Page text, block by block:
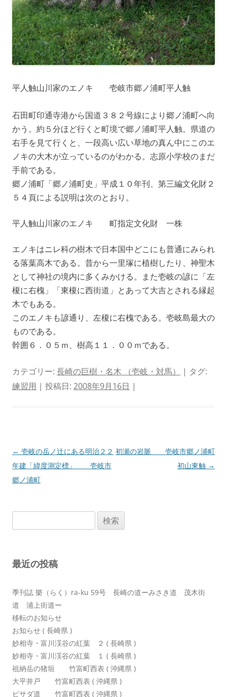
平人触山川家のエノキ 壱岐市郷ノ浦町平人触
石田町印通寺港から国道３８２号線により郷ノ浦町へ向
かう。約５分ほど行くと町境で郷ノ浦町平人触。県道の
右手を見て行くと、一段高い広い草地の真ん中にこのエ
ノキの大木が立っているのがわかる。志原小学校のまだ
手前である。
郷ノ浦町「郷ノ浦町史」平成１０年刊、第三編文化財２
５４頁による説明は次のとおり。
平人触山川家のエノキ 町指定文化財 一株
エノキはニレ科の樹木で日本国中どこにも普通にみられ
る落葉高木である。昔から一里塚に植樹したり、神聖木
として神社の境内に多くみかける。また壱岐の諺に「左
榎に右槐」「東榎に西街道」とあって大吉とされる縁起
木でもある。
このエノキも諺通り、左榎に右槐である。壱岐島最大の
ものである。
幹囲６．０５ｍ、樹高１１．００ｍである。
カテゴリー: 長崎の巨樹・名木 （壱岐・対馬）
| タグ:
練習用 | 投稿日: 2008年9月16日 |
投
稿
ナ
ン
← 壱岐の岳ノ辻にある明治２２
年建「緯度測定標」 壱岐市
郷ノ浦町
初瀬の岩脈 壱岐市郷ノ浦町
初山東触 →
索:
最近の投稿
季刊誌 樂（らく）ra-ku 59号 長崎の道ーみさき道 茂木街
道 浦上街道ー
移転のお知らせ
お知らせ ( 長崎県 )
妙相寺・富川渓谷の紅葉 ２ ( 長崎県 )
妙相寺・富川渓谷の紅葉 １ ( 長崎県 )
祖納岳の猪垣 竹富町西表 ( 沖縄県 )
大平井戸 竹富町西表 ( 沖縄県 )
ピサダ道 竹富町西表 ( 沖縄県 )